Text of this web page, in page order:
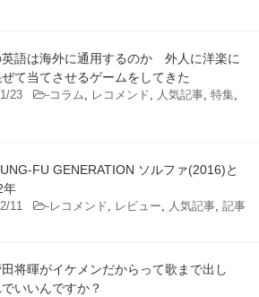
英語は海外に通用するのか 外人に洋楽に
て当てさせるゲームをしてきた
23 -コラム, レコメンド, 人気記事, 特集,
FU GENERATION ソルファ(2016)と
年
11 -レコメンド, レビュー, 人気記事, 記事
将暉がイケメンだからって歌まで出し
いいんですか？